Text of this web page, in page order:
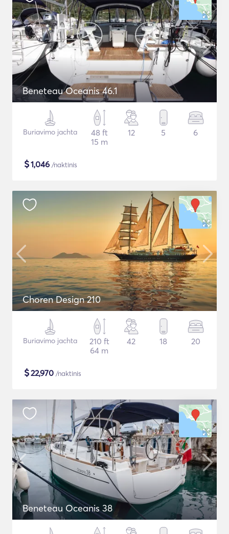
Beneteau Oceanis 46.1
Buriavimo jachta
48 ft
15 m
12 5 6
$1,046 /naktinis
Choren Design 210
Buriavimo jachta
210 ft
64 m
42 18 20
$22,970 /naktinis
Beneteau Oceanis 38